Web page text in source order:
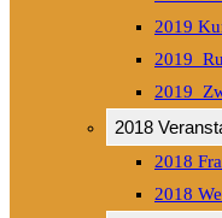
2019
2018
2018
2018